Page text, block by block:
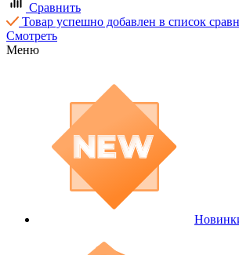
Сравнить
Товар успешно добавлен в список
Смотреть
Меню